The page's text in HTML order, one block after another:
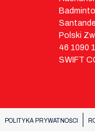
Polski
46 1090
SWIFT
POLITYKA PRYWATNOŚCI